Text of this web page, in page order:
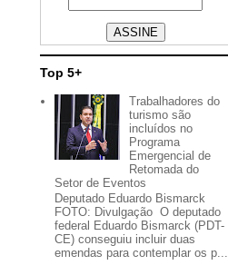
Top 5+
Trabalhadores do
turismo são
incluídos no
Programa
Emergencial de
Retomada do
Setor de Eventos
Deputado Eduardo Bismarck
FOTO: Divulgação O deputado
federal Eduardo Bismarck (PDT-
CE) conseguiu incluir duas
emendas para contemplar os p...